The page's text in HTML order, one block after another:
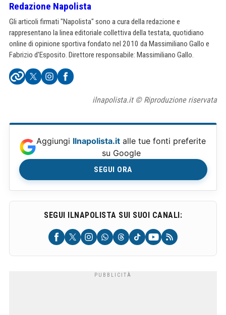
Redazione Napolista
Gli articoli firmati "Napolista" sono a cura della redazione e
rappresentano la linea editoriale collettiva della testata, quotidiano
online di opinione sportiva fondato nel 2010 da Massimiliano Gallo e
Fabrizio d'Esposito. Direttore responsabile: Massimiliano Gallo.
ilnapolista.it © Riproduzione riservata
Aggiungi Ilnapolista.it alle tue fonti preferite
su Google
SEGUI ORA
SEGUI ILNAPOLISTA SUI SUOI CANALI: